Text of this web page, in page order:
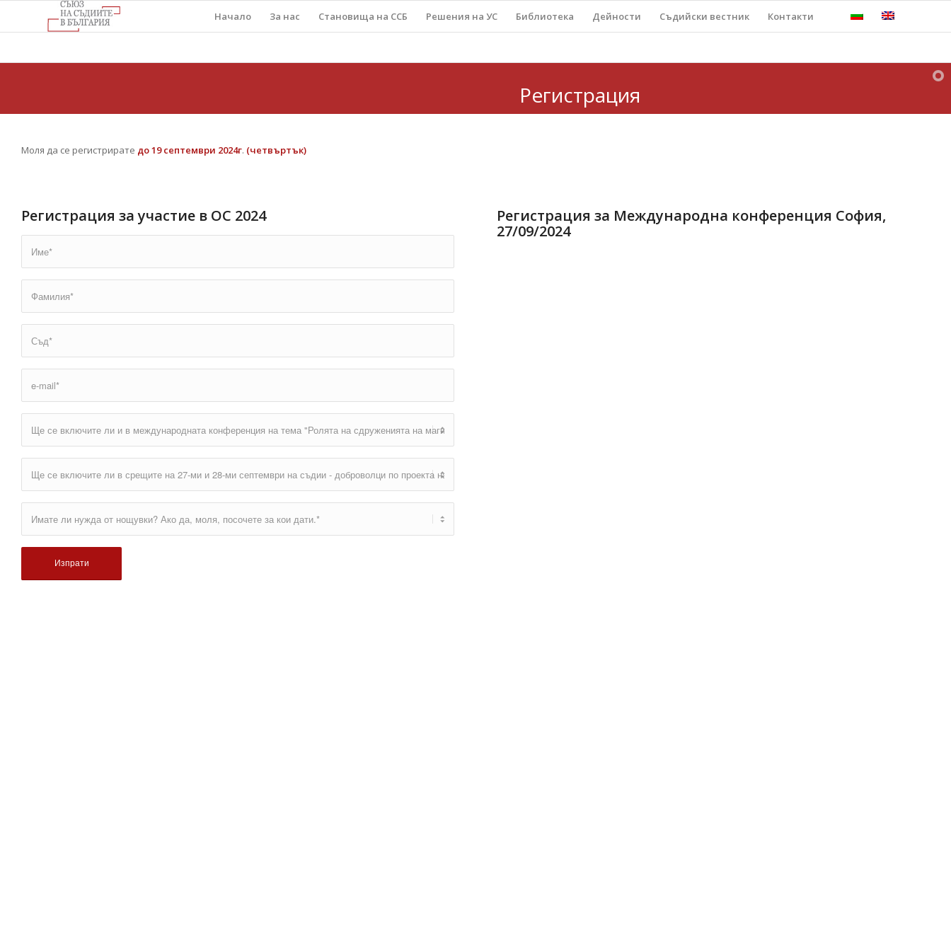
Начало За нас Становища на ССБ Решения на УС Библиотека Дейности Съдийски вестник Контакти
Регистрация
Моля да се регистрирате до 19 септември 2024г. (четвъртък)
Регистрация за участие в ОС 2024
Регистрация за Международна конференция София,
27/09/2024